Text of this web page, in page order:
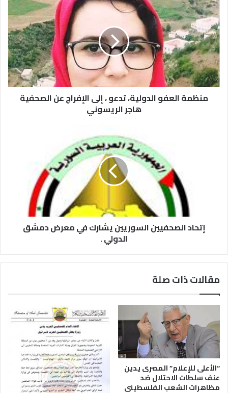
منظمة العفو الدولية، تدعو ، إلى الإفراج عن الصحفية
هاجر الريسوني
إتحاد الصحفيين السوريين يشارك في معرض دمشق
الدولي .
مقالات ذات صلة
“الأعلى للإعلام” المصرى يدين
عنف سلطات الاحتلال ضد
مظاهرات الشعب الفلسطينى